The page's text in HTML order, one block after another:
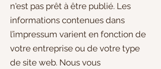
n'est pas prêt à être publié. Les
informations contenues dans
l’impressum varient en fonction de
votre entreprise ou de votre type
de site web. Nous vous